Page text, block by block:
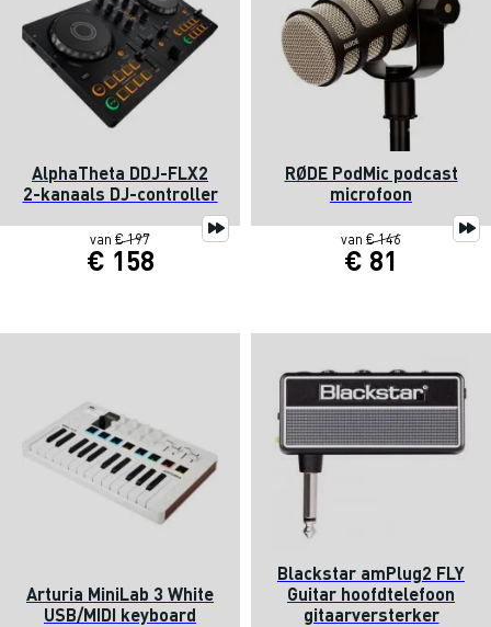
AlphaTheta DDJ-FLX2
2-kanaals DJ-controller
van € 197
€ 158
RØDE PodMic podcast
microfoon
van € 146
€ 81
Arturia MiniLab 3 White
USB/MIDI keyboard
Blackstar amPlug2 FLY
Guitar hoofdtelefoon
gitaarversterker